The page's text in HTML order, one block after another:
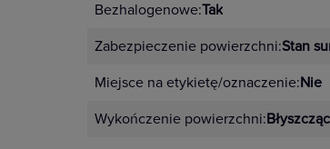
Bezhalogenowe:Tak
Zabezpieczenie powierzchni:Stan
Miejsce na etykietę/oznaczenie:Nie
Wykończenie powierzchni: